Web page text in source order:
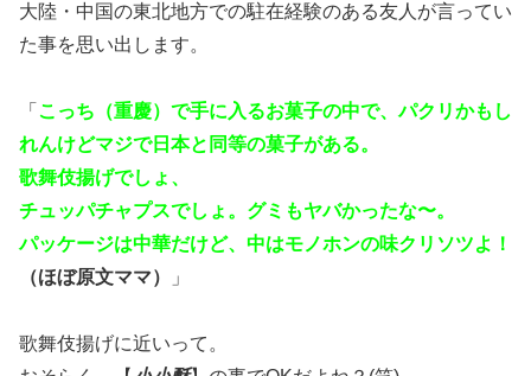
大陸・中国の東北地方での駐在経験のある友人が言ってい
た事を思い出します。
「 こっち（重慶）で手に入るお菓子の中で、パクリかもし
れんけどマジで日本と同等の菓子がある。
歌舞伎揚げでしょ、
チュッパチャプスでしょ。グミもヤバかったな〜。
パッケージは中華だけど、中はモノホンの味クリソツよ！
（ほぼ原文ママ）
」
歌舞伎揚げに近いって。